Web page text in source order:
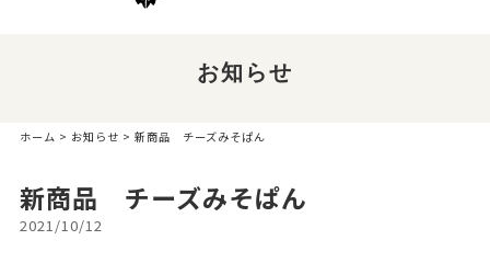
お知らせ
ホーム > お知らせ > 新商品 チーズみそぱん
新商品 チーズみそぱん
2021/10/12